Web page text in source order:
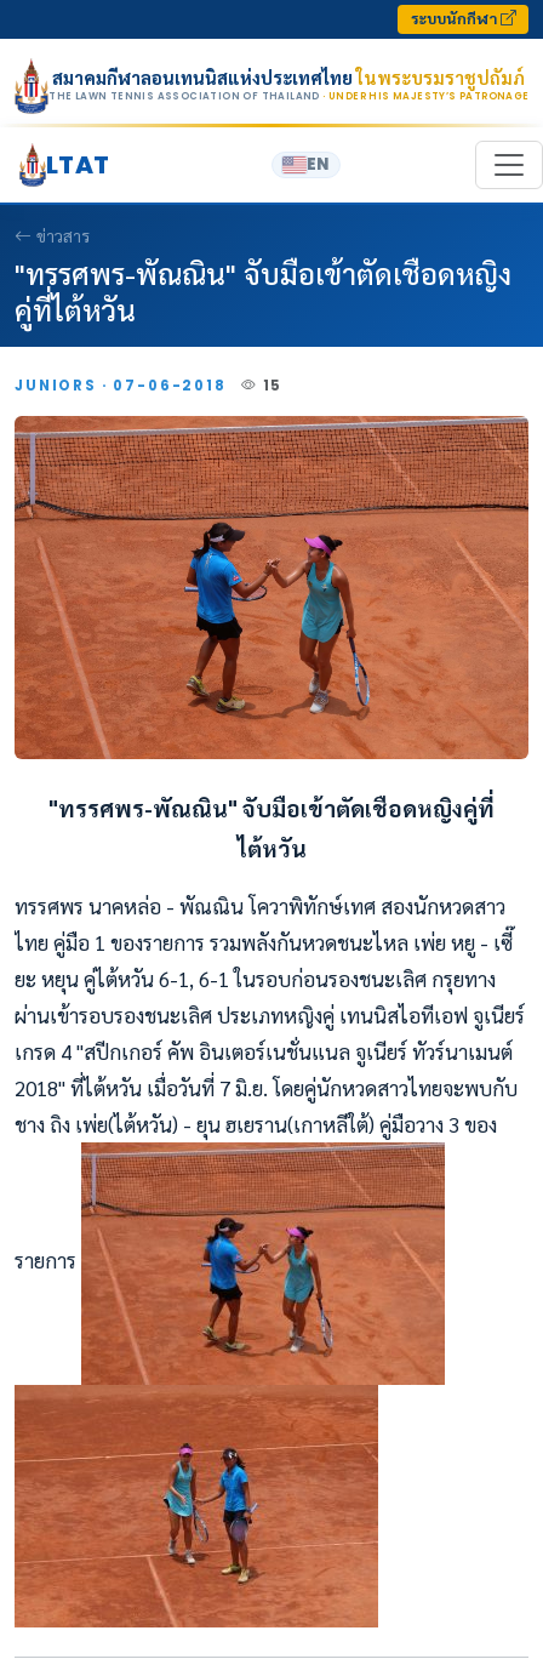
ระบบนักกีฬา
สมาคมกีฬาลอนเทนนิสแห่งประเทศไทยในพระบรมราชูปถัมภ์
THE LAWN TENNIS ASSOCIATION OF THAILAND · UNDER HIS MAJESTY’S PATRONAGE
LTAT EN
ข่าวสาร
"ทรรศพร-พัณณิน" จับมือเข้าตัดเชือดหญิง
คู่ที่ไต้หวัน
JUNIORS · 07-06-2018 15
"ทรรศพร-พัณณิน" จับมือเข้าตัดเชือดหญิงคู่ที่
ไต้หวัน
ทรรศพร นาคหล่อ - พัณณิน โควาพิทักษ์เทศ สองนักหวดสาว
ไทย คู่มือ 1 ของรายการ รวมพลังกันหวดชนะไหล เพ่ย หยู - เซี๊
ยะ หยุน คู่ไต้หวัน 6-1, 6-1 ในรอบก่อนรองชนะเลิศ กรุยทาง
ผ่านเข้ารอบรองชนะเลิศ ประเภทหญิงคู่ เทนนิสไอทีเอฟ จูเนียร์
เกรด 4 "สปีกเกอร์ คัพ อินเตอร์เนชั่นแนล จูเนียร์ ทัวร์นาเมนต์
2018" ที่ไต้หวัน เมื่อวันที่ 7 มิ.ย. โดยคู่นักหวดสาวไทยจะพบกับ
ชาง ถิง เพ่ย(ไต้หวัน) - ยุน ฮเยราน(เกาหลีใต้) คู่มือวาง 3 ของ
รายการ